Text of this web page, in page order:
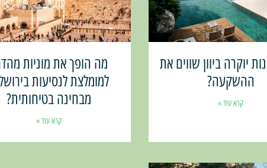
יוקרה ביוון שווים את
ההשקעה?
קרא עוד »
מה הופך את מוניות
למומלצת לנסיעות
מבחינה בטיחותית?
קרא עוד »